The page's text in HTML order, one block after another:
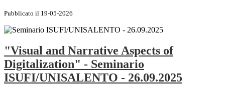
Pubblicato il 19-05-2026
"Visual and Narrative Aspects of
Digitalization" - Seminario
ISUFI/UNISALENTO - 26.09.2025